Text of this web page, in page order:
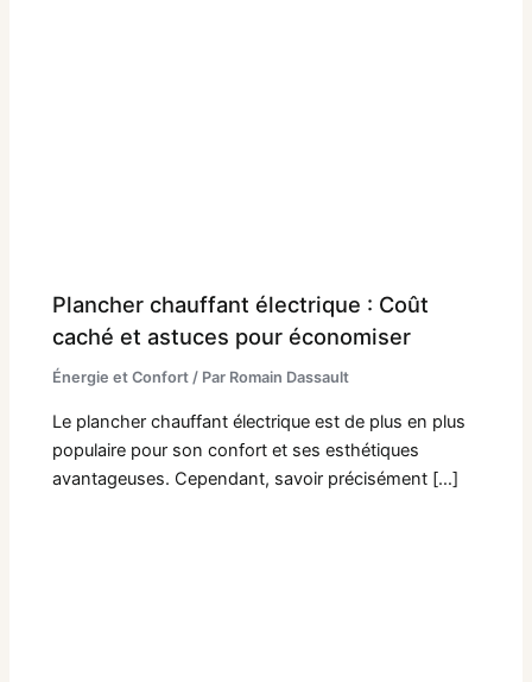
Plancher chauffant électrique : Coût
caché et astuces pour économiser
Énergie et Confort / Par Romain Dassault
Le plancher chauffant électrique est de plus en plus
populaire pour son confort et ses esthétiques
avantageuses. Cependant, savoir précisément […]